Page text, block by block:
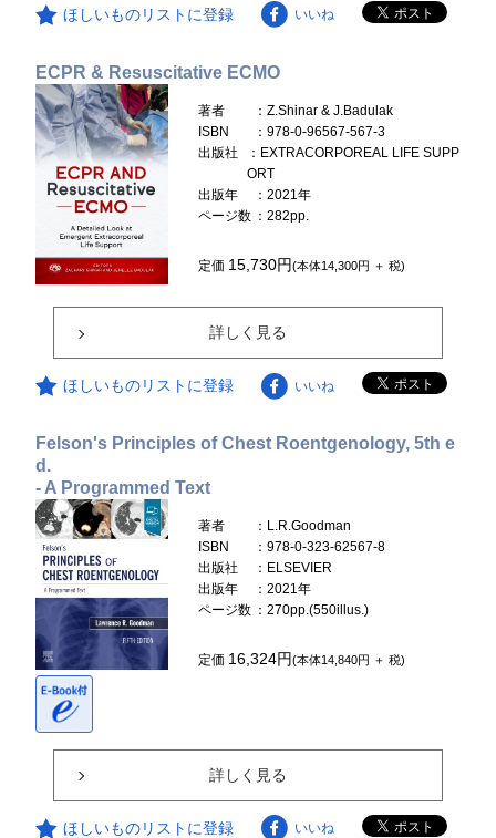
ほしいものリストに登録 いいね
ECPR & Resuscitative ECMO
著者
：Z.Shinar & J.Badulak
ISBN
：978-0-96567-567-3
出版社
：EXTRACORPOREAL LIFE SUPP
ORT
出版年
：2021年
ページ数 ：282pp.
定価 15,730円(本体14,300円 ＋ 税)
詳しく見る
ほしいものリストに登録 いいね
Felson's Principles of Chest Roentgenology, 5th e
d.
- A Programmed Text
著者
：L.R.Goodman
ISBN
：978-0-323-62567-8
出版社
：ELSEVIER
出版年
：2021年
ページ数 ：270pp.(550illus.)
定価 16,324円(本体14,840円 ＋ 税)
詳しく見る
ほしいものリストに登録 いいね